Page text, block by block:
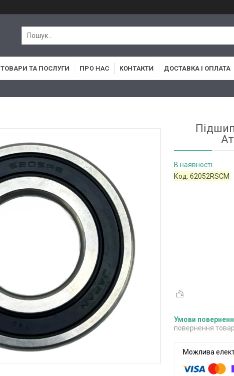
ТОВАРИ ТА ПОСЛУГИ ПРО НАС КОНТАКТИ ДОСТАВКА І ОПЛАТА
В наявності
Код:62052RSCM
повернення